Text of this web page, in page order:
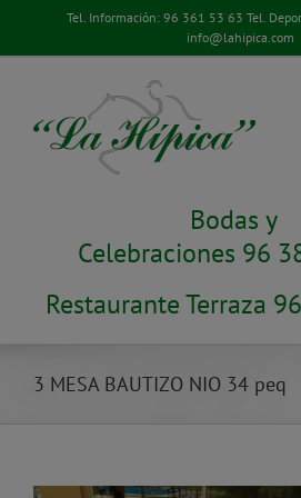
contenido
Tel. Información: 96 361 53 63 Tel.
info@lahipica.com
Bodas y
Celebraciones 96
Restaurante Terraza
3 MESA BAUTIZO NIO 34 peq